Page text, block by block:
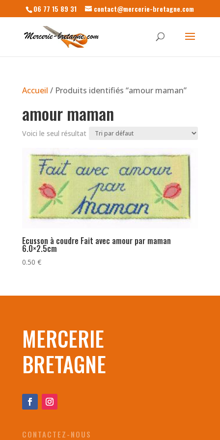
06 77 15 89 31 contact@mercerie-bretagne.com
Accueil / Produits identifiés “amour maman”
amour maman
Voici le seul résultat
Ecusson à coudre Fait avec amour par maman
6.0×2.5cm
0.50 €
MERCERIE
BRETAGNE
CONTACTEZ-NOUS